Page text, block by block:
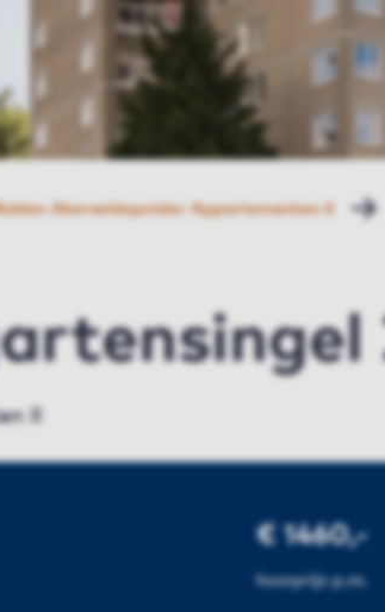
Akerveldepolder Appartementen II
II
€ 1460,-
huurprijs p.m.